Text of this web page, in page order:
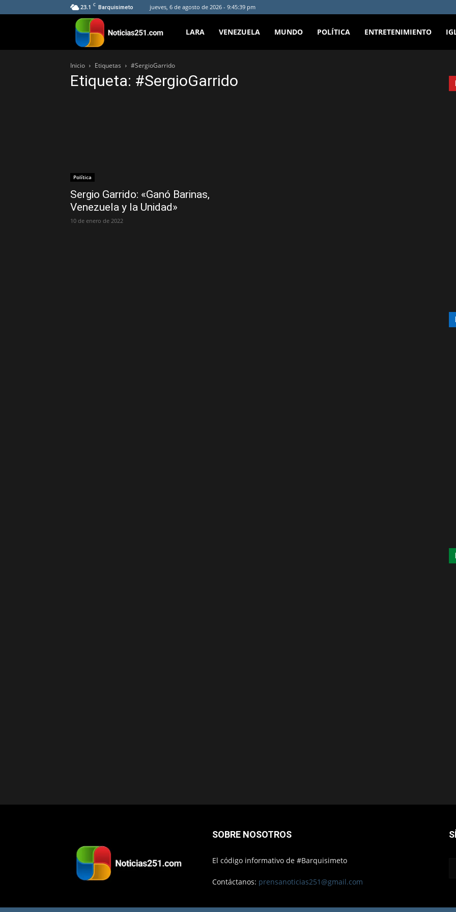
23.1 C Barquisimeto jueves, 6 de agosto de 2026 - 9:45:39 pm
Noticias251
LARA VENEZUELA MUNDO POLÍTICA ENTRETENIMIENTO
Inicio Etiquetas #SergioGarrido
Etiqueta: #SergioGarrido
Política
Sergio Garrido: «Ganó Barinas,
Venezuela y la Unidad»
10 de enero de 2022
SOBRE NOSOTROS
El código informativo de #Barquisimeto
Contáctanos: prensanoticias251@gmail.com